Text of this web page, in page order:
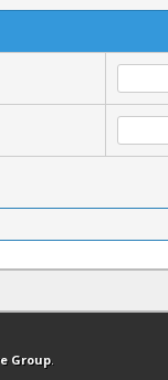
Version bas-débit
Group.